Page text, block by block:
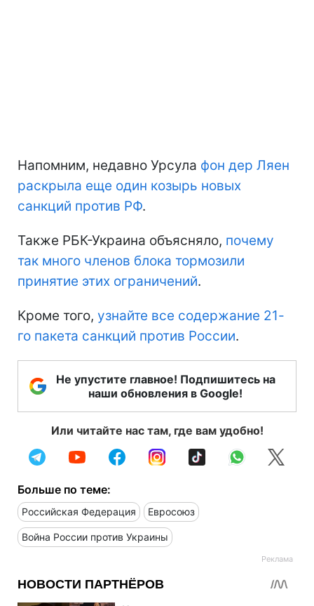
Напомним, недавно Урсула фон дер Ляен
раскрыла еще один козырь новых
санкций против РФ.
Также РБК-Украина объясняло, почему
так много членов блока тормозили
принятие этих ограничений.
Кроме того, узнайте все содержание 21-
го пакета санкций против России.
Не упустите главное! Подпишитесь на
наши обновления в Google!
Или читайте нас там, где вам удобно!
Больше по теме:
Российская Федерация Евросоюз
Война России против Украины